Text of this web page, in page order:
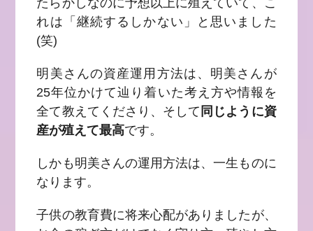
たらかしなのに予想以上に殖えていて、こ
れは「継続するしかない」と思いました
(笑)
明美さんの資産運用方法は、明美さんが
25年位かけて辿り着いた考え方や情報を
全て教えてくださり、そして 同じように資
産が殖えて最高です。
しかも明美さんの運用方法は、一生ものに
なります。
子供の教育費に将来心配がありましたが、